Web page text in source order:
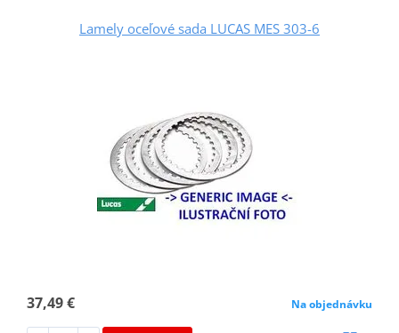
Lamely oceľové sada LUCAS MES 303-6
37,49 € Na objednávku